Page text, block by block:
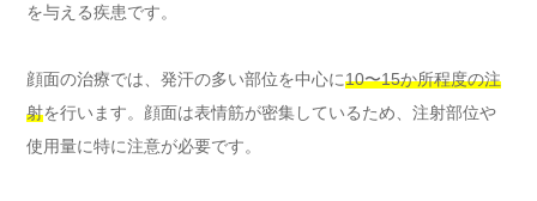
を与える疾患です。
顔面の治療では、発汗の多い部位を中心に10〜15か所程度の注
射を行います。顔面は表情筋が密集しているため、注射部位や
使用量に特に注意が必要です。